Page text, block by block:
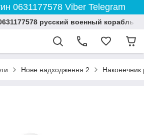
0631177578 Viber Telegram
русский военный корабль
Нове надходження 2 Наконечник